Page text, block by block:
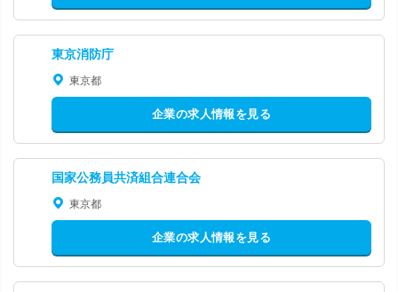
東京消防庁
東京都
企業の求人情報を見る
国家公務員共済組合連合会
東京都
企業の求人情報を見る